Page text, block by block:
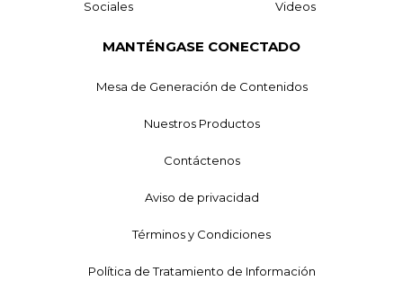
Sociales Videos
MANTÉNGASE CONECTADO
Mesa de Generación de Contenidos
Nuestros Productos
Contáctenos
Aviso de privacidad
Términos y Condiciones
Política de Tratamiento de Información